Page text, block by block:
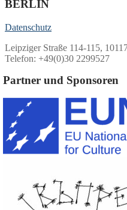
BERLIN
Datenschutz
Leipziger Straße 114-115,
Telefon: +49(0)30 2299527
Partner und Sponsoren